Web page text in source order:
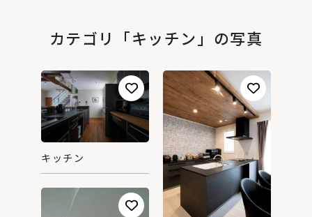
カテゴリ「キッチン」の写真
キッチン